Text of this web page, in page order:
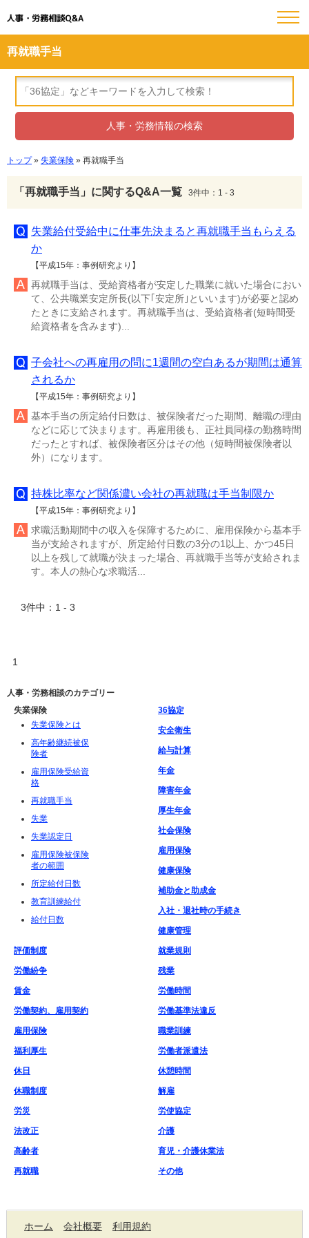
再就職手当
人事・労務相談Q&A
トップ» 失業保険 » 再就職手当
「再就職手当」に関するQ&A一覧 3件中：1 - 3
失業給付受給中に仕事先決まると再就職手当もらえる
か
【平成15年：事例研究より】
再就職手当は、受給資格者が安定した職業に就いた場合におい
て、公共職業安定所長(以下｢安定所｣といいます)が必要と認め
たときに支給されます。再就職手当は、受給資格者(短時間受
給資格者を含みます)...
子会社への再雇用の問に1週間の空白あるが期間は通算
されるか
【平成15年：事例研究より】
基本手当の所定給付日数は、被保険者だった期間、離職の理由
などに応じて決まります。再雇用後も、正社員同様の勤務時間
だったとすれば、被保険者区分はその他（短時間被保険者以
外）になります。
持株比率など関係濃い会社の再就職は手当制限か
【平成15年：事例研究より】
求職活動期間中の収入を保障するために、雇用保険から基本手
当が支給されますが、所定給付日数の3分の1以上、かつ45日
以上を残して就職が決まった場合、再就職手当等が支給されま
す。本人の熱心な求職活...
3件中：1 - 3
1
人事・労務相談のカテゴリー
失業保険
失業保険とは
高年齢継続被保
険者
雇用保険受給資
格
再就職手当
失業
失業認定日
雇用保険被保険
者の範囲
所定給付日数
教育訓練給付
給付日数
36協定
安全衛生
給与計算
年金
障害年金
厚生年金
社会保険
雇用保険
健康保険
補助金と助成金
入社・退社時の手続き
健康管理
評価制度 就業規則
労働紛争 残業
賃金 労働時間
労働契約、雇用契約 労働基準法違反
雇用保険 職業訓練
福利厚生 労働者派遣法
休日 休憩時間
休職制度 解雇
労災 労使協定
法改正 介護
高齢者 育児・介護休業法
再就職 その他
ホーム 会社概要 利用規約